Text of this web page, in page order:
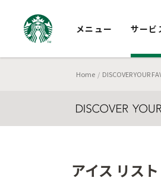
メニュー サービ
Home DISCOVER YOUR
アイス リス